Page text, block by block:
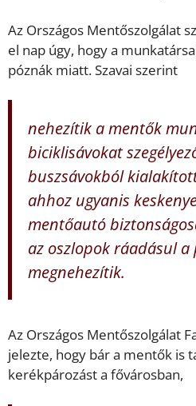
Az Országos Mentőszolgálat
el nap úgy, hogy a
póznák miatt. Szavai szerint
nehezítik a mentők
biciklisávokat
buszsávokból
ahhoz ugyanis
mentőautó
az oszlopok ráadásul
megnehezítik.
Az Országos Mentőszolgálat
jelezte, hogy bár a mentők is
kerékpározást a fővárosban,